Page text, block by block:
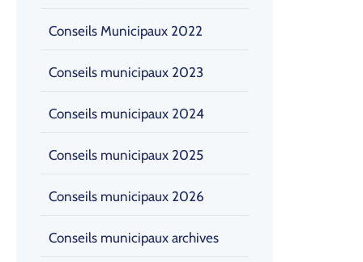
Conseils Municipaux 2022
Conseils municipaux 2023
Conseils municipaux 2024
Conseils municipaux 2025
Conseils municipaux 2026
Conseils municipaux archives